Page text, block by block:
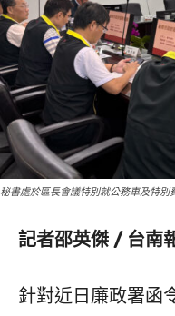
秘書處於區長會議特別就公務車及特
記者邵英傑 / 台南
針對近日廉政署函